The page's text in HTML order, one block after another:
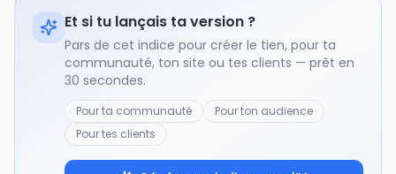
Et si tu lançais ta version ?
Pars de cet indice pour créer le tien, pour ta
communauté, ton site ou tes clients — prêt en
30 secondes.
Pour ta communauté
Pour ton audience
Pour tes clients